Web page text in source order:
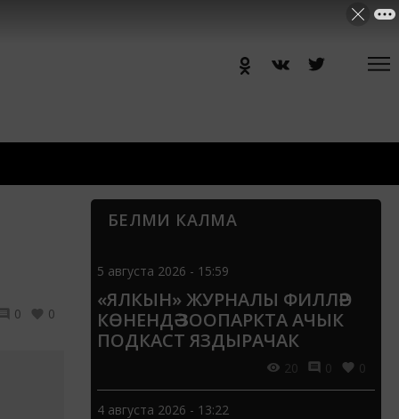
0 0
БЕЛМИ КАЛМА
5 августа 2026 - 15:59
«ЯЛКЫН» ЖУРНАЛЫ ФИЛЛӘР
КӨНЕНДӘ ЗООПАРКТА АЧЫК
ПОДКАСТ ЯЗДЫРАЧАК
20 0 0
4 августа 2026 - 13:22